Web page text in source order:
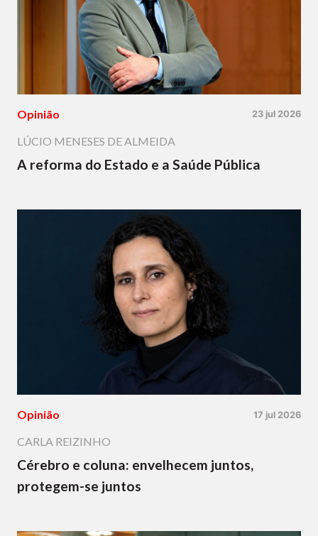
Opinião 23 jul 2026
LÚCIO MENESES DE ALMEIDA
A reforma do Estado e a Saúde Pública
Opinião 17 jul 2026
CARLA REIZINHO
Cérebro e coluna: envelhecem juntos,
protegem-se juntos